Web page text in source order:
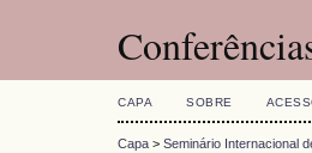
CAPA SOBRE
Capa > Seminário Internacional